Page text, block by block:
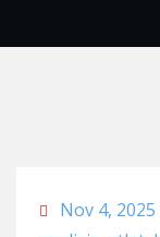
Nov 4, 2025